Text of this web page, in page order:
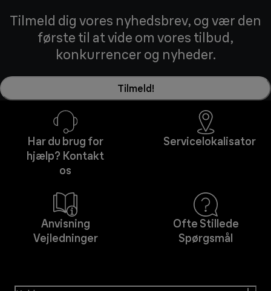
Tilmeld dig vores nyhedsbrev, og vær den
første til at vide om vores tilbud,
konkurrencer og nyheder.
Tilmeld!
Har du brug for
hjælp? Kontakt
os
Servicelokalisator
Anvisning
Vejledninger
Ofte Stillede
Spørgsmål